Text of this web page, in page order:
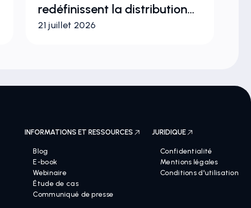
redéfinissent la distribution
des produits de santé et la
21 juillet 2026
INFORMATIONS ET RESSOURCES
Blog
E-book
Webinaire
Étude de cas
Communiqué de presse
JURIDIQUE
Confidentialité
Mentions légales
Conditions d'utilisation